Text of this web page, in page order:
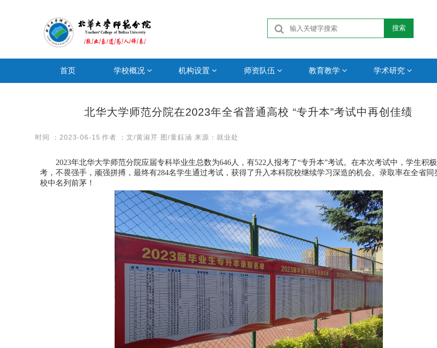
搜索
首页 学校概况 机构设置 师资队伍 教育教学 学术研究
北华大学师范分院在2023年全省普通高校 “专升本”考试中再创佳绩
时间 ：2023-06-15 作者 ：文/黄淑芹 图/童鈺涵 来源：就业处
2023年北华大学师范分院应届专科毕业生总数为646人，有522人报考了“专升本”考试。在本次考试中，学生积
考，不畏强手，顽强拼搏，最终有284名学生通过考试，获得了升入本科院校继续学习深造的机会。录取率在全省同
校中名列前茅！